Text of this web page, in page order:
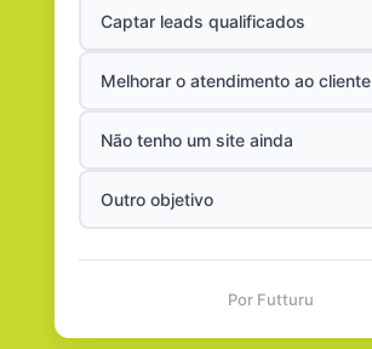
Captar leads qualificados
Melhorar o atendimento ao cliente
Não tenho um site ainda
Outro objetivo
Por Futturu